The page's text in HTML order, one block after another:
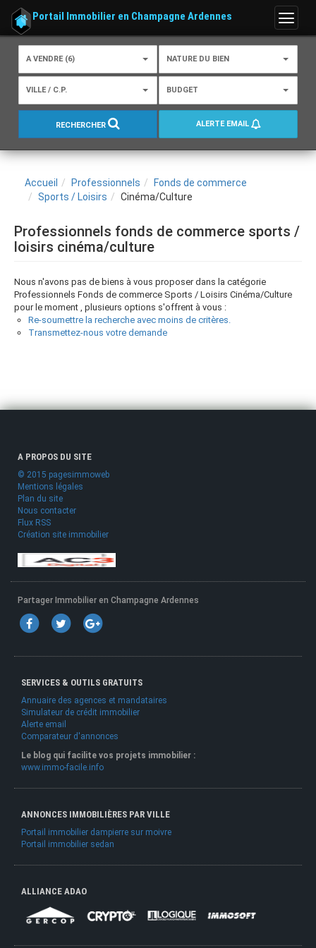
Menu
Portail Immobilier en Champagne Ardennes
A VENDRE (6) NATURE DU BIEN
VILLE / C.P. BUDGET
RECHERCHER ALERTE EMAIL
Accueil Professionnels
Fonds de commerce
Sports / Loisirs
Cinéma/Culture
Professionnels fonds de commerce sports /
loisirs cinéma/culture
Nous n'avons pas de biens à vous proposer dans la catégorie
Professionnels Fonds de commerce Sports / Loisirs Cinéma/Culture
pour le moment , plusieurs options s'offrent à vous :
Re-soumettre la recherche avec moins de critères.
Transmettez-nous votre demande
A PROPOS DU SITE
© 2015 pagesimmoweb
Mentions légales
Plan du site
Nous contacter
Flux RSS
Création site immobilier
Partager Immobilier en Champagne Ardennes
SERVICES & OUTILS GRATUITS
Annuaire des agences et mandataires
Simulateur de crédit immobilier
Alerte email
Comparateur d'annonces
Le blog qui facilite vos projets immobilier :
www.immo-facile.info
ANNONCES IMMOBILIÈRES PAR VILLE
Portail immobilier dampierre sur moivre
Portail immobilier sedan
ALLIANCE ADAO